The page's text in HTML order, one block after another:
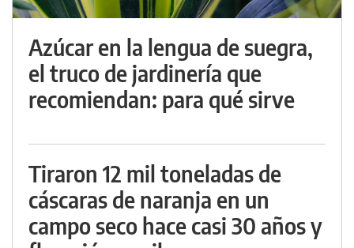
Azúcar en la lengua de suegra,
el truco de jardinería que
recomiendan: para qué sirve
Tiraron 12 mil toneladas de
cáscaras de naranja en un
campo seco hace casi 30 años y